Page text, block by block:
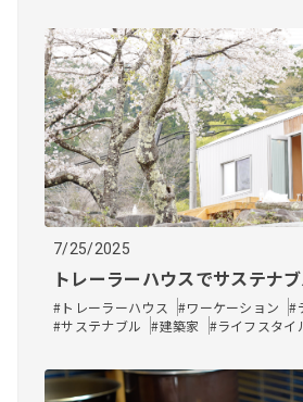
7/25/2025
トレーラーハウスでサステナ
#トレーラーハウス #ワーケーション
#
#サステナブル​
#建築家 #ライフスタイ